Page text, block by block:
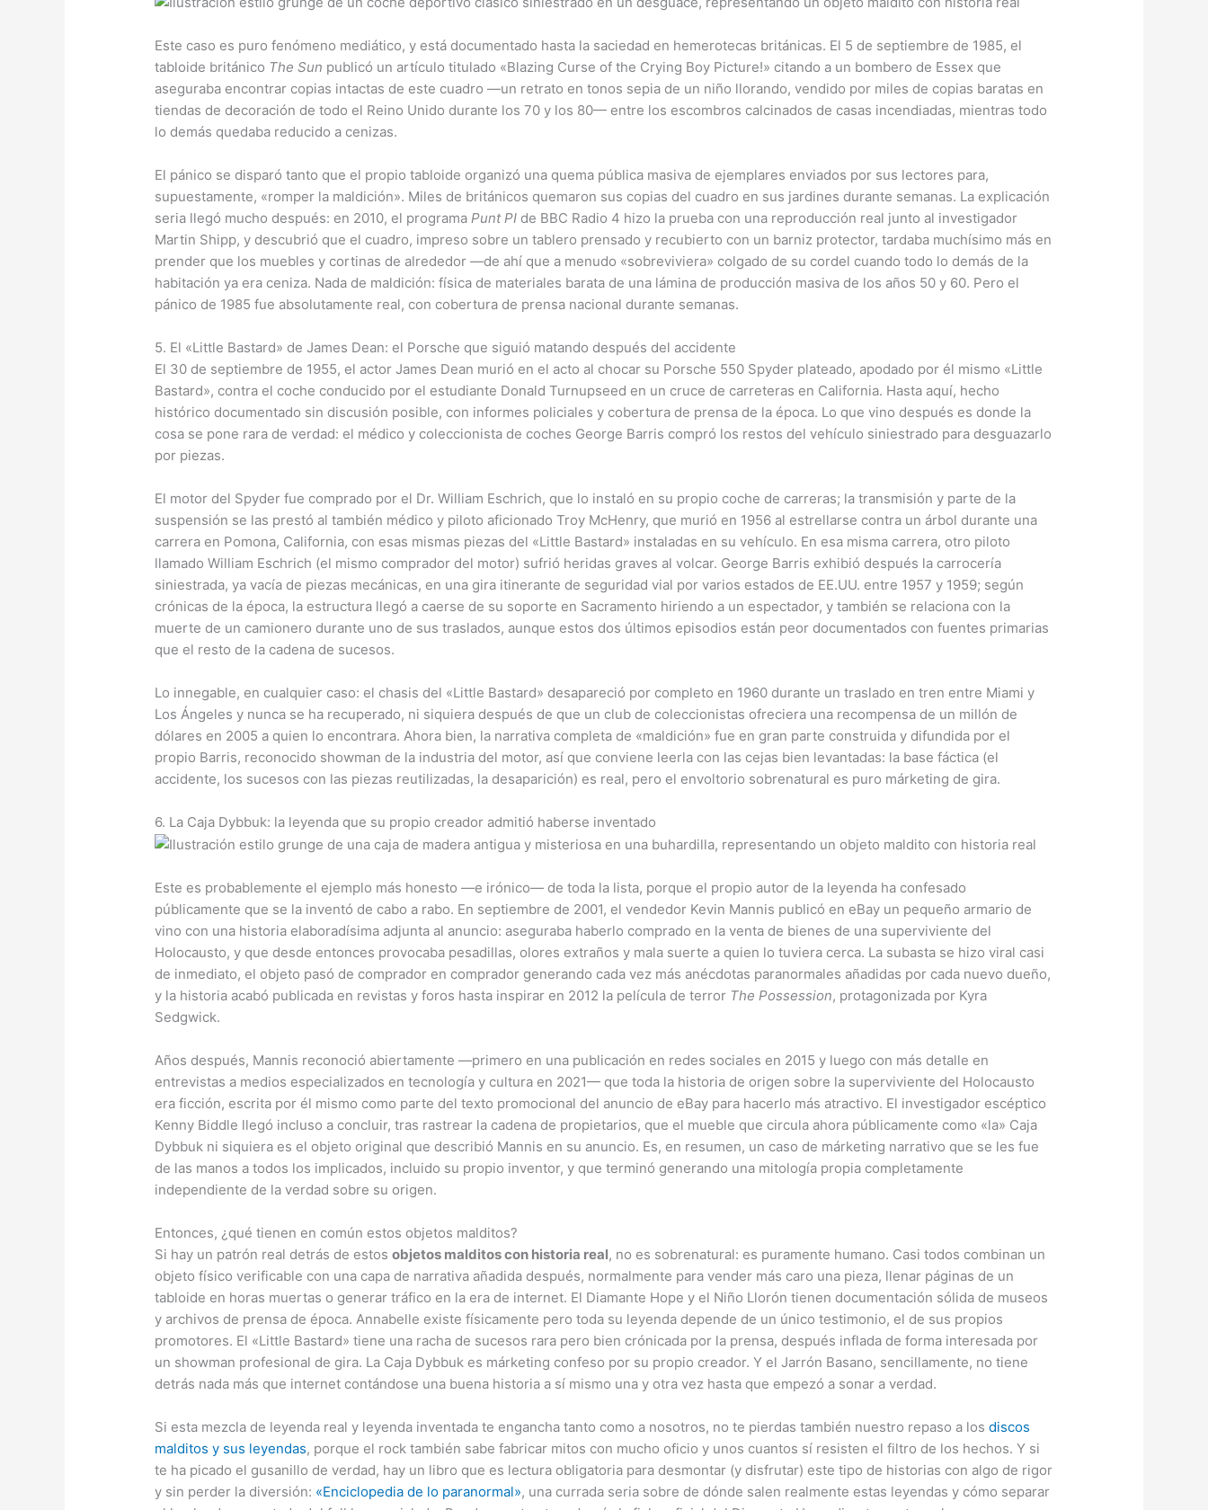
Este caso es puro fenómeno mediático, y está documentado hasta la saciedad en hemerotecas británicas. El 5 de septiembre de 1985, el
tabloide británico The Sun publicó un artículo titulado «Blazing Curse of the Crying Boy Picture!» citando a un bombero de Essex que
aseguraba encontrar copias intactas de este cuadro —un retrato en tonos sepia de un niño llorando, vendido por miles de copias baratas en
tiendas de decoración de todo el Reino Unido durante los 70 y los 80— entre los escombros calcinados de casas incendiadas, mientras todo
lo demás quedaba reducido a cenizas.
El pánico se disparó tanto que el propio tabloide organizó una quema pública masiva de ejemplares enviados por sus lectores para,
supuestamente, «romper la maldición». Miles de británicos quemaron sus copias del cuadro en sus jardines durante semanas. La explicación
seria llegó mucho después: en 2010, el programaPunt PI de BBC Radio 4 hizo la prueba con una reproducción real junto al investigador
Martin Shipp, y descubrió que el cuadro, impreso sobre un tablero prensado y recubierto con un barniz protector, tardaba muchísimo más en
prender que los muebles y cortinas de alrededor —de ahí que a menudo «sobreviviera» colgado de su cordel cuando todo lo demás de la
habitación ya era ceniza. Nada de maldición: física de materiales barata de una lámina de producción masiva de los años 50 y 60. Pero el
pánico de 1985 fue absolutamente real, con cobertura de prensa nacional durante semanas.
5. El «Little Bastard» de James Dean: el Porsche que siguió matando después del accidente
El 30 de septiembre de 1955, el actor James Dean murió en el acto al chocar su Porsche 550 Spyder plateado, apodado por él mismo «Little
Bastard», contra el coche conducido por el estudiante Donald Turnupseed en un cruce de carreteras en California. Hasta aquí, hecho
histórico documentado sin discusión posible, con informes policiales y cobertura de prensa de la época. Lo que vino después es donde la
cosa se pone rara de verdad: el médico y coleccionista de coches George Barris compró los restos del vehículo siniestrado para desguazarlo
por piezas.
El motor del Spyder fue comprado por el Dr. William Eschrich, que lo instaló en su propio coche de carreras; la transmisión y parte de la
suspensión se las prestó al también médico y piloto aficionado Troy McHenry, que murió en 1956 al estrellarse contra un árbol durante una
carrera en Pomona, California, con esas mismas piezas del «Little Bastard» instaladas en su vehículo. En esa misma carrera, otro piloto
llamado William Eschrich (el mismo comprador del motor) sufrió heridas graves al volcar. George Barris exhibió después la carrocería
siniestrada, ya vacía de piezas mecánicas, en una gira itinerante de seguridad vial por varios estados de EE.UU. entre 1957 y 1959; según
crónicas de la época, la estructura llegó a caerse de su soporte en Sacramento hiriendo a un espectador, y también se relaciona con la
muerte de un camionero durante uno de sus traslados, aunque estos dos últimos episodios están peor documentados con fuentes primarias
que el resto de la cadena de sucesos.
Lo innegable, en cualquier caso: el chasis del «Little Bastard» desapareció por completo en 1960 durante un traslado en tren entre Miami y
Los Ángeles y nunca se ha recuperado, ni siquiera después de que un club de coleccionistas ofreciera una recompensa de un millón de
dólares en 2005 a quien lo encontrara. Ahora bien, la narrativa completa de «maldición» fue en gran parte construida y difundida por el
propio Barris, reconocido showman de la industria del motor, así que conviene leerla con las cejas bien levantadas: la base fáctica (el
accidente, los sucesos con las piezas reutilizadas, la desaparición) es real, pero el envoltorio sobrenatural es puro márketing de gira.
6. La Caja Dybbuk: la leyenda que su propio creador admitió haberse inventado
Este es probablemente el ejemplo más honesto —e irónico— de toda la lista, porque el propio autor de la leyenda ha confesado
públicamente que se la inventó de cabo a rabo. En septiembre de 2001, el vendedor Kevin Mannis publicó en eBay un pequeño armario de
vino con una historia elaboradísima adjunta al anuncio: aseguraba haberlo comprado en la venta de bienes de una superviviente del
Holocausto, y que desde entonces provocaba pesadillas, olores extraños y mala suerte a quien lo tuviera cerca. La subasta se hizo viral casi
de inmediato, el objeto pasó de comprador en comprador generando cada vez más anécdotas paranormales añadidas por cada nuevo dueño,
y la historia acabó publicada en revistas y foros hasta inspirar en 2012 la película de terror The Possession, protagonizada por Kyra
Sedgwick.
Años después, Mannis reconoció abiertamente —primero en una publicación en redes sociales en 2015 y luego con más detalle en
entrevistas a medios especializados en tecnología y cultura en 2021— que toda la historia de origen sobre la superviviente del Holocausto
era ficción, escrita por él mismo como parte del texto promocional del anuncio de eBay para hacerlo más atractivo. El investigador escéptico
Kenny Biddle llegó incluso a concluir, tras rastrear la cadena de propietarios, que el mueble que circula ahora públicamente como «la» Caja
Dybbuk ni siquiera es el objeto original que describió Mannis en su anuncio. Es, en resumen, un caso de márketing narrativo que se les fue
de las manos a todos los implicados, incluido su propio inventor, y que terminó generando una mitología propia completamente
independiente de la verdad sobre su origen.
Entonces, ¿qué tienen en común estos objetos malditos?
Si hay un patrón real detrás de estosobjetos malditos con historia real, no es sobrenatural: es puramente humano. Casi todos combinan un
objeto físico verificable con una capa de narrativa añadida después, normalmente para vender más caro una pieza, llenar páginas de un
tabloide en horas muertas o generar tráfico en la era de internet. El Diamante Hope y el Niño Llorón tienen documentación sólida de museos
y archivos de prensa de época. Annabelle existe físicamente pero toda su leyenda depende de un único testimonio, el de sus propios
promotores. El «Little Bastard» tiene una racha de sucesos rara pero bien crónicada por la prensa, después inflada de forma interesada por
un showman profesional de gira. La Caja Dybbuk es márketing confeso por su propio creador. Y el Jarrón Basano, sencillamente, no tiene
detrás nada más que internet contándose una buena historia a sí mismo una y otra vez hasta que empezó a sonar a verdad.
Si esta mezcla de leyenda real y leyenda inventada te engancha tanto como a nosotros, no te pierdas también nuestro repaso a losdiscos
malditos y sus leyendas, porque el rock también sabe fabricar mitos con mucho oficio y unos cuantos sí resisten el filtro de los hechos. Y si
te ha picado el gusanillo de verdad, hay un libro que es lectura obligatoria para desmontar (y disfrutar) este tipo de historias con algo de rigor
y sin perder la diversión: «Enciclopedia de lo paranormal», una currada seria sobre de dónde salen realmente estas leyendas y cómo separar